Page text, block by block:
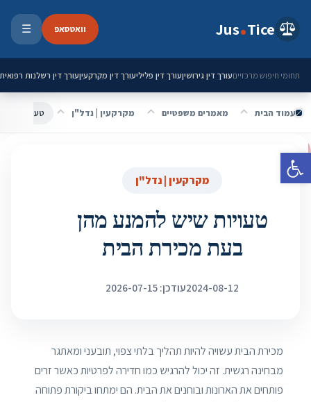
פתח סרגל נגישות
Jus Tice וואטסאפ ☰
תחומי חיפוש מרכזייםעורך דין גירושיןעורך דין פליליעורך דין מקרקעיןעורך דין רשלנות רפואית
עמוד הבית מאמרים משפטיים מקרקעין | נדל"ן טעויות שיש
מקרקעין | נדל"ן
טעויות שיש להמנע מהן
בעת מכירת הבית
2024-08-12עודכן: 2026-07-15
מכירת הבית עשויה להיות תהליך בלתי צפוי, תובעני ומאתגר
מבחינה רגשית. זה יכול להרגיש כמו חדירה לפרטיות כאשר זרים
פותחים את הארונות ובוחנים את הבית. הם ימתחו ביקורת פתוחה